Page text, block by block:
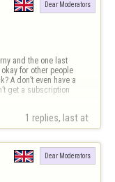
Dear Moderators
and the one last
for other people
A don’t even have a
get a subscription
1 replies, last at
Dear Moderators